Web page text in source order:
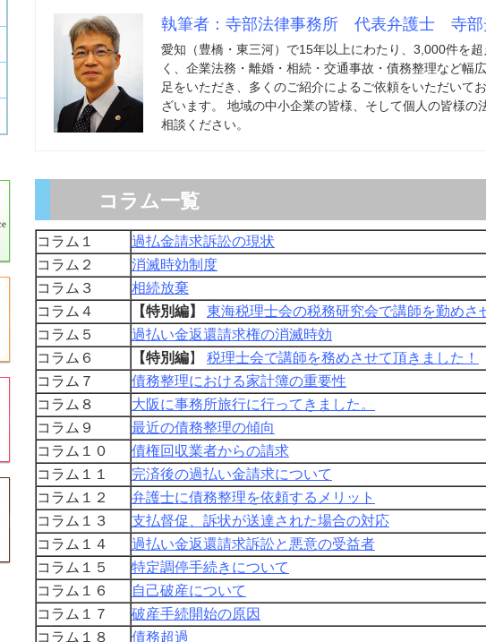
執筆者：寺部法律事務所 代表弁護士 寺部
愛知（豊橋・東三河）で15年以上にわたり、3,000件を
く、企業法務・離婚・相続・交通事故・債務整理など幅
足をいただき、多くのご紹介によるご依頼をいただいて
ざいます。 地域の中小企業の皆様、そして個人の皆様
相談ください。
コラム一覧
コラム１
過払金請求訴訟の現状
コラム２
消滅時効制度
コラム３
相続放棄
コラム４
【特別編】
東海税理士会の税務研究会で講師を勤めさ
コラム５
過払い金返還請求権の消滅時効
コラム６
【特別編】 税理士会で講師を務めさせて頂きました！
コラム７
債務整理における家計簿の重要性
コラム８
大阪に事務所旅行に行ってきました。
コラム９
最近の債務整理の傾向
コラム１０
債権回収業者からの請求
コラム１１
完済後の過払い金請求について
コラム１２
弁護士に債務整理を依頼するメリット
コラム１３
支払督促、訴状が送達された場合の対応
コラム１４
過払い金返還請求訴訟と悪意の受益者
コラム１５
特定調停手続きについて
コラム１６
自己破産について
コラム１７
破産手続開始の原因
コラム１８
債務超過